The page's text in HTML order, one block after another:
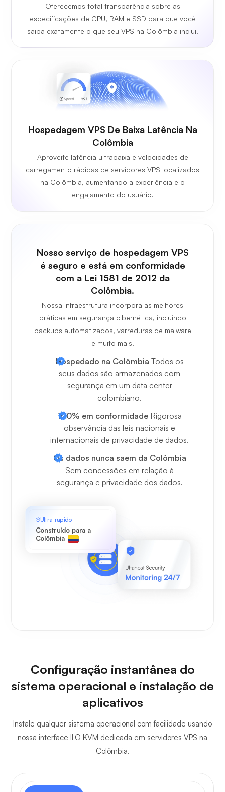
Oferecemos total transparência sobre as
especificações de CPU, RAM e SSD para que você
saiba exatamente o que seu VPS na Colômbia inclui.
Hospedagem VPS De Baixa Latência Na
Colômbia
Aproveite latência ultrabaixa e velocidades de
carregamento rápidas de servidores VPS localizados
na Colômbia, aumentando a experiência e o
engajamento do usuário.
Nosso serviço de hospedagem VPS
é seguro e está em conformidade
com a Lei 1581 de 2012 da
Colômbia.
Nossa infraestrutura incorpora as melhores
práticas em segurança cibernética, incluindo
backups automatizados, varreduras de malware
e muito mais.
Hospedado na Colômbia Todos os
seus dados são armazenados com
segurança em um data center
colombiano.
100% em conformidadeRigorosa
observância das leis nacionais e
internacionais de privacidade de dados.
Os dados nunca saem da Colômbia
Sem concessões em relação à
segurança e privacidade dos dados.
Ultra-rápido
Construído para a
Colômbia
Configuração instantânea do
sistema operacional e instalação de
aplicativos
Instale qualquer sistema operacional com facilidade usando
nossa interface ILO KVM dedicada em servidores VPS na
Colômbia.